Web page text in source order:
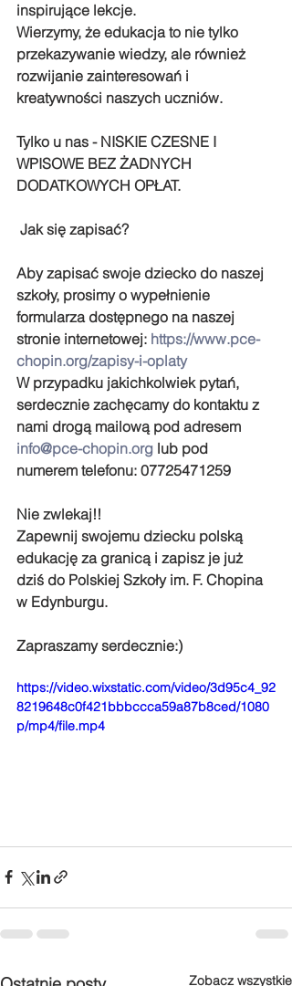
inspirujące lekcje.
Wierzymy, że edukacja to nie tylko
przekazywanie wiedzy, ale również
rozwijanie zainteresowań i
kreatywności naszych uczniów.
Tylko u nas - NISKIE CZESNE I
WPISOWE BEZ ŻADNYCH
DODATKOWYCH OPŁAT.
Jak się zapisać?
Aby zapisać swoje dziecko do naszej
szkoły, prosimy o wypełnienie
formularza dostępnego na naszej
stronie internetowej: https://www.pce-
chopin.org/zapisy-i-oplaty
W przypadku jakichkolwiek pytań,
serdecznie zachęcamy do kontaktu z
nami drogą mailową pod adresem
info@pce-chopin.org lub pod
numerem telefonu: 07725471259
Nie zwlekaj!!
Zapewnij swojemu dziecku polską
edukację za granicą i zapisz je już
dziś do Polskiej Szkoły im. F. Chopina
w Edynburgu.
Zapraszamy serdecznie:)
https://video.wixstatic.com/video/3d95c4_92
8219648c0f421bbbccca59a87b8ced/1080
p/mp4/file.mp4
Zobacz wszystkie